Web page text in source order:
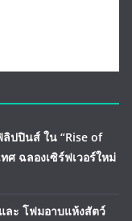
ลิปปินส์ ใน “Rise of
ศ ฉลองเซิร์ฟเวอร์ใหม่
ละ โฟมอาบแห้งสัตว์